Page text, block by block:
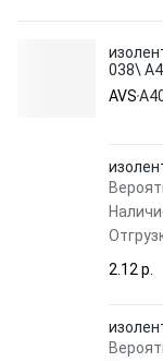
038\
AVS
2.12 p.